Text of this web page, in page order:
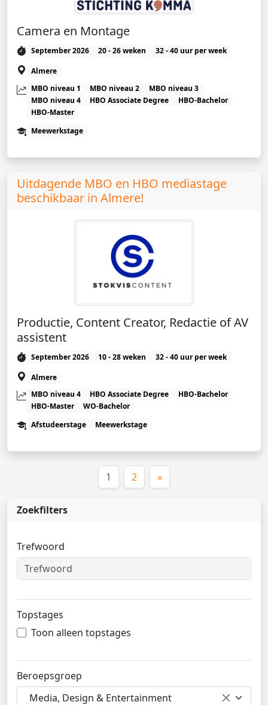
Zoekfilters
Trefwoord
Topstages
Toon alleen topstages
Beroepsgroep
Media, Design & Entertainment
Camera en Montage
September 2026 20 - 26 weken
32 - 40 uur per week
Almere
MBO niveau 1
MBO niveau 2
MBO niveau 3
MBO niveau 4
HBO Associate Degree
HBO-Bachelor
HBO-Master
Meewerkstage
Uitdagende MBO en HBO mediastage
beschikbaar in Almere!
Productie, Content Creator, Redactie of AV
assistent
September 2026 10 - 28 weken
32 - 40 uur per week
Almere
MBO niveau 4
HBO Associate Degree
HBO-Bachelor
HBO-Master
WO-Bachelor
Afstudeerstage
Meewerkstage
1 (huidige)
2 »